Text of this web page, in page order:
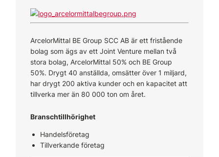
ArcelorMittal BE Group SCC AB är ett fristående
bolag som ägs av ett Joint Venture mellan två
stora bolag, ArcelorMittal 50% och BE Group
50%. Drygt 40 anställda, omsätter över 1 miljard,
har drygt 200 aktiva kunder och en kapacitet att
tillverka mer än 80 000 ton om året.
Branschtillhörighet
Handelsföretag
Tillverkande företag